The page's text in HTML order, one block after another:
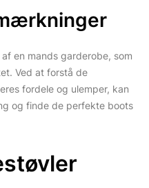
en mands garderobe, som
Ved at forstå de
fordele og ulemper, kan
og finde de perfekte boots